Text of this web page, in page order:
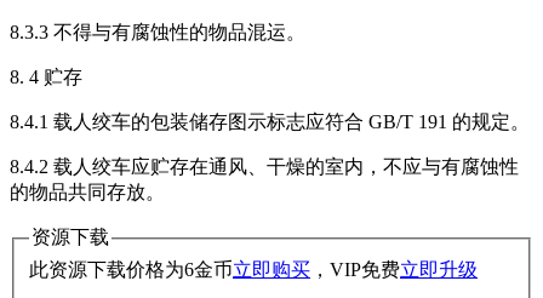
8.3.3 不得与有腐蚀性的物品混运。
8. 4 贮存
8.4.1 载人绞车的包装储存图示标志应符合 GB/T 191 的规定。
8.4.2 载人绞车应贮存在通风、干燥的室内，不应与有腐蚀性
的物品共同存放。
资源下载
此资源下载价格为6金币立即购买 ，VIP免费立即升级